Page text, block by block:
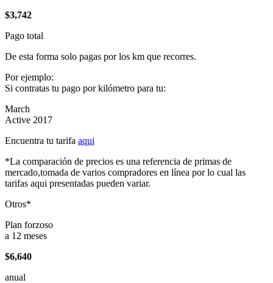
$3,742
Pago total
De esta forma solo pagas por los km que recorres.
Por ejemplo:
Si contratas tu pago por kilómetro para tu:
March
Active 2017
Encuentra tu tarifa aqui
*La comparación de precios es una referencia de primas de
mercado,tomada de varios compradores en línea por lo cual las
tarifas aqui presentadas pueden variar.
Otros*
Plan forzoso
a 12 meses
$6,640
anual